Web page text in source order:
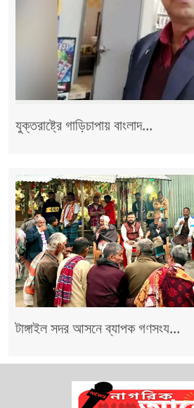
যুক্তরাষ্ট্রে গাড়িচাপায় বাংলাদ...
টাঙ্গাইল সদর আসনে ব্যাপক গণসংয...